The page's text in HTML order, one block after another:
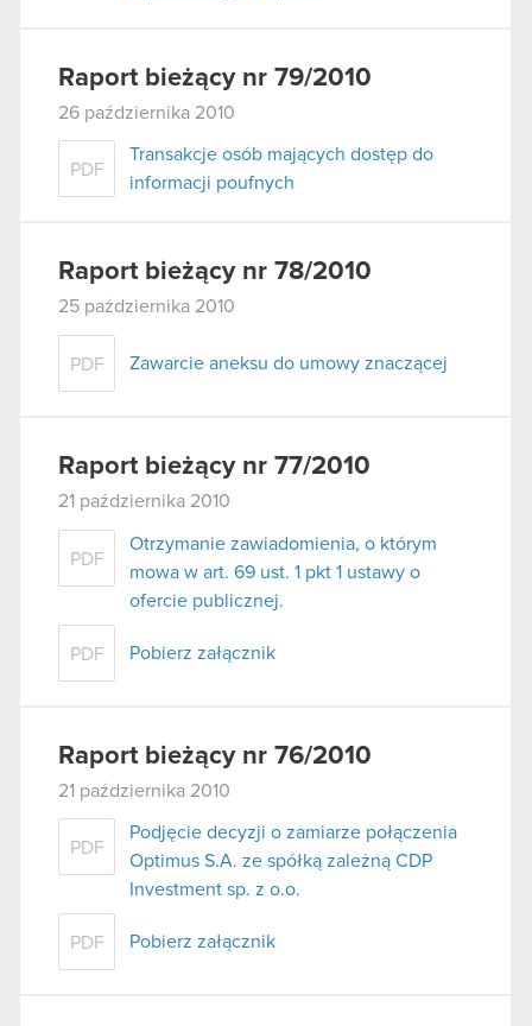
Raport bieżący nr 79/2010
26 października 2010
PDF
Transakcje osób mających dostęp do
informacji poufnych
Raport bieżący nr 78/2010
25 października 2010
PDF Zawarcie aneksu do umowy znaczącej
Raport bieżący nr 77/2010
21 października 2010
PDF
Otrzymanie zawiadomienia, o którym
mowa w art. 69 ust. 1 pkt 1 ustawy o
ofercie publicznej.
PDF Pobierz załącznik
Raport bieżący nr 76/2010
21 października 2010
PDF
Podjęcie decyzji o zamiarze połączenia
Optimus S.A. ze spółką zależną CDP
Investment sp. z o.o.
PDF Pobierz załącznik